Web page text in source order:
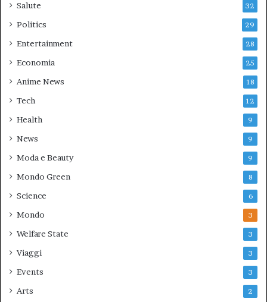
Salute 32
Politics 29
Entertainment 28
Economia 25
Anime News 18
Tech 12
Health 9
News 9
Moda e Beauty 9
Mondo Green 8
Science 6
Mondo 3
Welfare State 3
Viaggi 3
Events 3
Arts 2